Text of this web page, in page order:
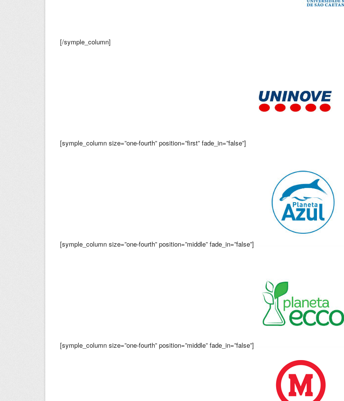
[/symple_column]
[symple_column size=”one-fourth” position=”first” fade_in=”false”]
[symple_column size=”one-fourth” position=”middle” fade_in=”false”]
[symple_column size=”one-fourth” position=”middle” fade_in=”false”]